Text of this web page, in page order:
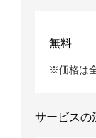
無料
※価格は
サービスの